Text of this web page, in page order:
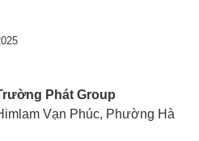
Phát Group
Vạn Phúc, Phường Hà